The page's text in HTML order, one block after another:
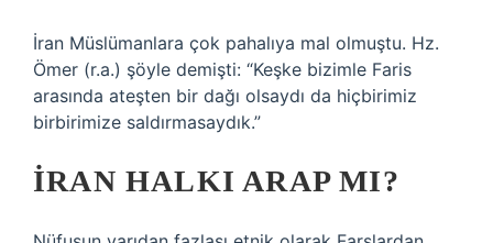
İran Müslümanlara çok pahalıya mal olmuştu. Hz.
Ömer (r.a.) şöyle demişti: “Keşke bizimle Faris
arasında ateşten bir dağı olsaydı da hiçbirimiz
birbirimize saldırmasaydık.”
İRAN HALKI ARAP MI?